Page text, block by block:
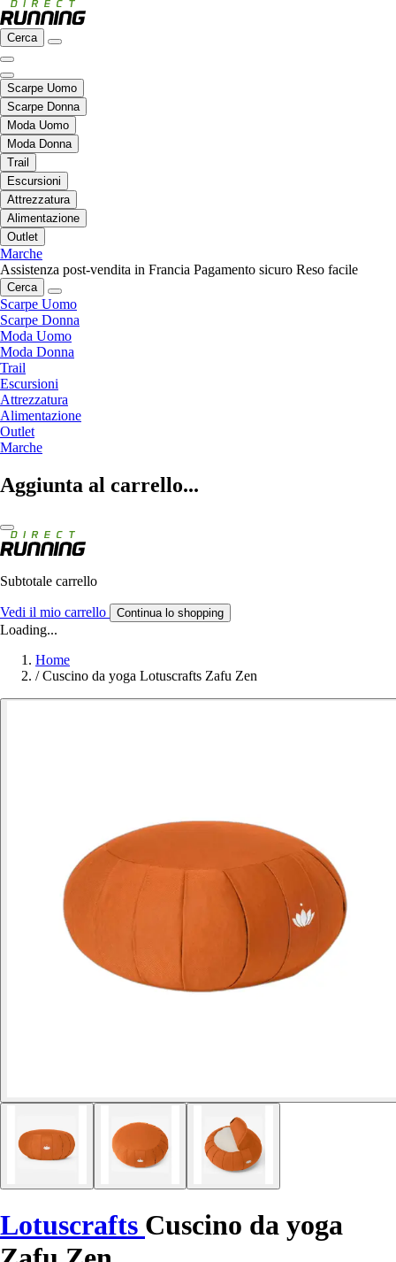
Cerca
Scarpe Uomo
Scarpe Donna
Moda Uomo
Moda Donna
Trail
Escursioni
Attrezzatura
Alimentazione
Outlet
Marche
Assistenza post-vendita in Francia Pagamento sicuro Reso facile
Cerca
Scarpe Uomo
Scarpe Donna
Moda Uomo
Moda Donna
Trail
Escursioni
Attrezzatura
Alimentazione
Outlet
Marche
Aggiunta al carrello...
Subtotale carrello
Vedi il mio carrello Continua lo shopping
Loading...
Home
/ Cuscino da yoga Lotuscrafts Zafu Zen
Lotuscrafts Cuscino da yoga